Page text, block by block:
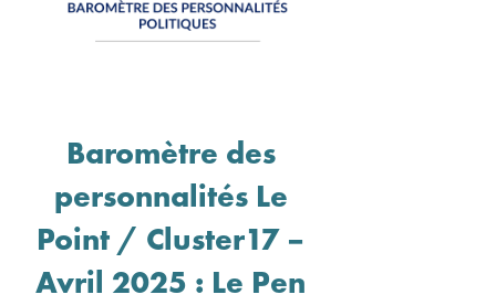
Baromètre des
personnalités Le
Point / Cluster17 –
Avril 2025 : Le Pen